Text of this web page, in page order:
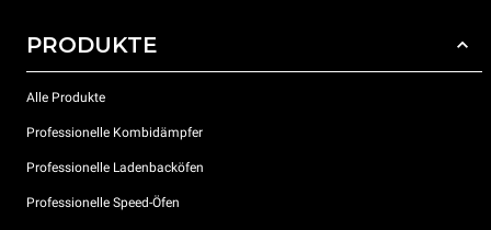
PRODUKTE
Alle Produkte
Professionelle Kombidämpfer
Professionelle Ladenbacköfen
Professionelle Speed-Öfen